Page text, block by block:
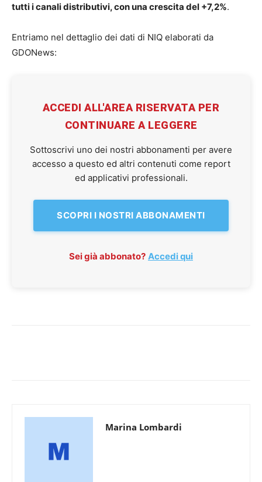
tutti i canali distributivi, con una crescita del +7,2%.
Entriamo nel dettaglio dei dati di NIQ elaborati da
GDONews:
ACCEDI ALL'AREA RISERVATA PER
CONTINUARE A LEGGERE
Sottoscrivi uno dei nostri abbonamenti per avere
accesso a questo ed altri contenuti come report
ed applicativi professionali.
SCOPRI I NOSTRI ABBONAMENTI
Sei già abbonato? Accedi qui
Marina Lombardi